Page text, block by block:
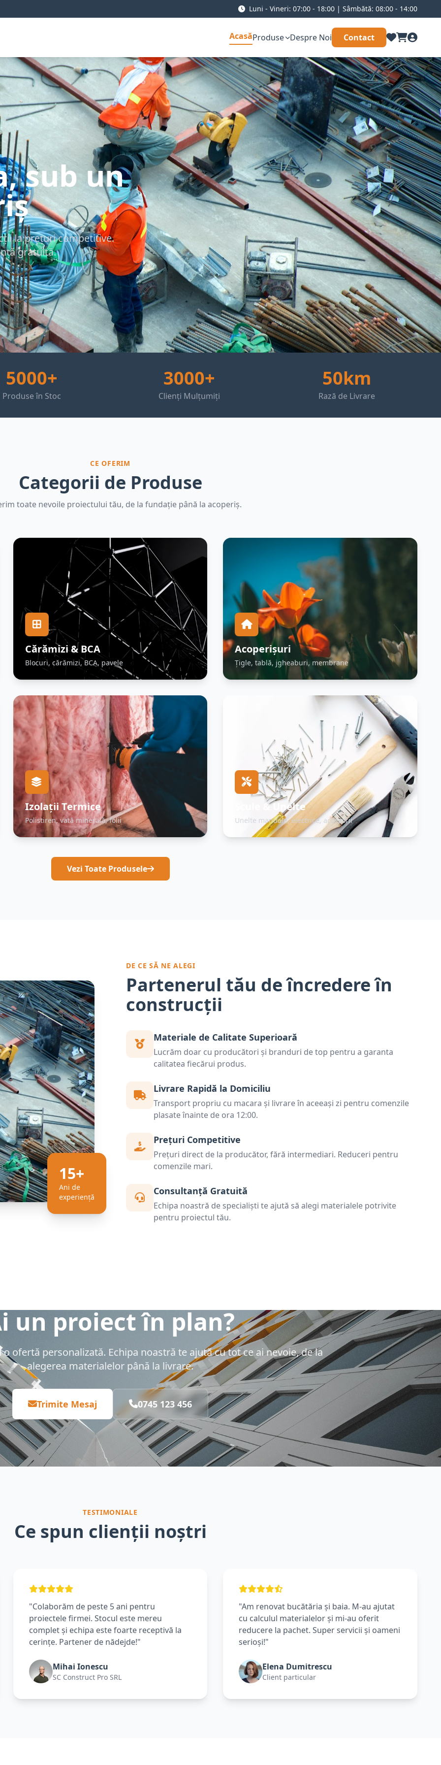
Luni - Vineri: 07:00 - 18:00 | Sâmbătă: 08:00 - 14:00
AcasăProduse Despre Noi Contact
sub un
la prețuri competitive.
gratuită.
5000+
Produse în Stoc
3000+
Clienți Mulțumiți
50km
Rază de Livrare
CE OFERIM
Categorii de Produse
toate nevoile proiectului tău, de la fundație până la acoperiș.
Cărămizi & BCA
Blocuri, cărămizi, BCA, pavele
Acoperișuri
Țigle, tablă, jgheaburi, membrane
Izolații Termice
Polistiren, vată minerală, folii
Scule & Unelte
Unelte manuale, electrice, accesorii
Vezi Toate Produsele
15+
Ani de
experiență
DE CE SĂ NE ALEGI
Partenerul tău de încredere în
construcții
Materiale de Calitate Superioară
Lucrăm doar cu producători și branduri de top pentru a garanta
calitatea fiecărui produs.
Livrare Rapidă la Domiciliu
Transport propriu cu macara și livrare în aceeași zi pentru comenzile
plasate înainte de ora 12:00.
Prețuri Competitive
Prețuri direct de la producător, fără intermediari. Reduceri pentru
comenzile mari.
Consultanță Gratuită
Echipa noastră de specialiști te ajută să alegi materialele potrivite
pentru proiectul tău.
un proiect în plan?
ofertă personalizată. Echipa noastră te ajută cu tot ce ai nevoie, de la
alegerea materialelor până la livrare.
Trimite Mesaj 0745 123 456
TESTIMONIALE
Ce spun clienții noștri
"Colaborăm de peste 5 ani pentru
proiectele firmei. Stocul este mereu
complet și echipa este foarte receptivă la
cerințe. Partener de nădejde!"
Mihai Ionescu
SC Construct Pro SRL
"Am renovat bucătăria și baia. M-au ajutat
cu calculul materialelor și mi-au oferit
reducere la pachet. Super servicii și oameni
serioși!"
Elena Dumitrescu
Client particular